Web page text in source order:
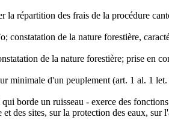
la répartition des frais de la procédure
constatation de la nature forestière,
de la nature forestière; prise en
minimale d'un peuplement (art. 1 al. 1
borde un ruisseau - exerce des
des sites, sur la protection des eaux, sur